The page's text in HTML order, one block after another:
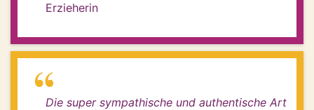
Erzieherin
Die super sympathische und authentische Art